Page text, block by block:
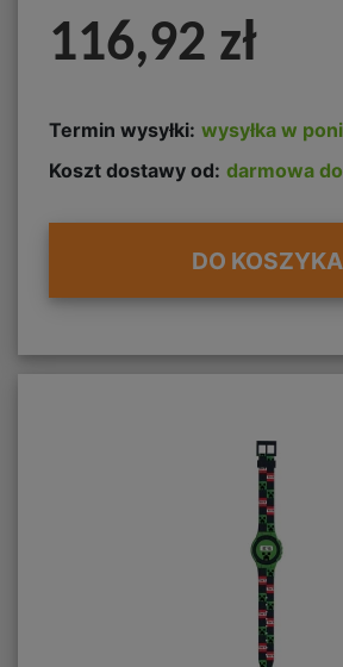
116,92 zł
Termin wysyłki: wysyłka w
Koszt dostawy od: darmowa
DO KOSZYKA